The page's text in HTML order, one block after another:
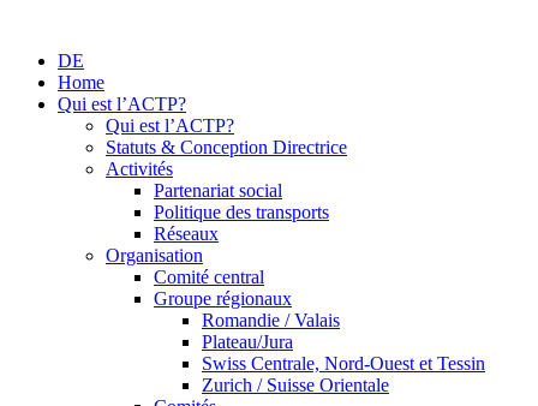
DE
Home
Qui est l’ACTP?
Qui est l’ACTP?
Statuts & Conception Directrice
Activités
Partenariat social
Politique des transports
Réseaux
Organisation
Comité central
Groupe régionaux
Romandie / Valais
Plateau/Jura
Swiss Centrale, Nord-Ouest et Tessin
Zurich / Suisse Orientale